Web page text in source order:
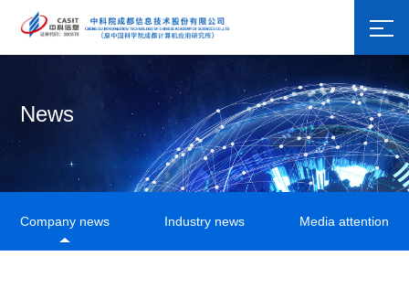
News
Company news Industry news Media attention